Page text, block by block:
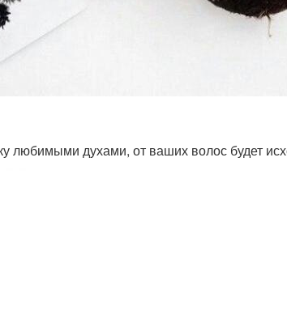
любимыми духами, от ваших волос будет